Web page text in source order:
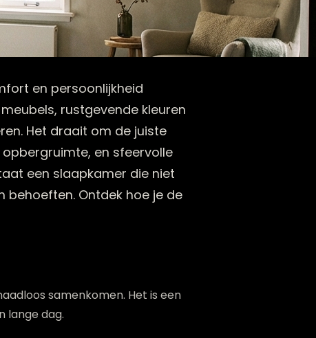
en persoonlijkheid
rustgevende kleuren
Het draait om de juiste
en sfeervolle
een slaapkamer die niet
behoeften. Ontdek hoe je de
samenkomen. Het is een
lange dag.